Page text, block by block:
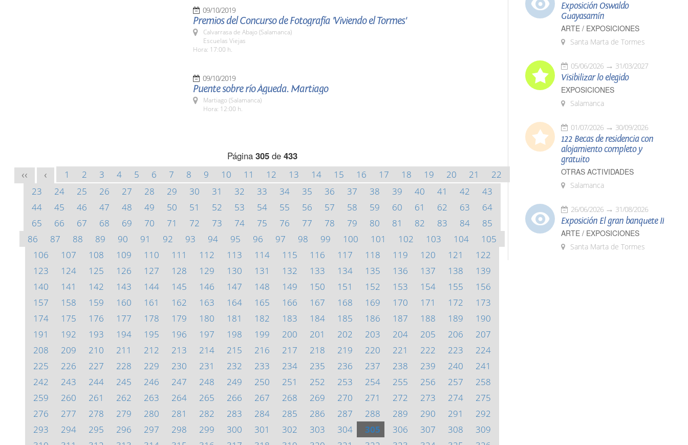
09/10/2019
Premios del Concurso de Fotografía 'Viviendo el Tormes'
Calvarrasa de Abajo (Salamanca)
Escuelas Viejas
Hora: 17:00 h.
09/10/2019
Puente sobre río Águeda. Martiago
Martiago (Salamanca)
Hora: 12:00 h.
Página 305de 433
<< < 1 2 3 4 5 6 7 8 9 10 11 12 13 14 15 16 17 18 19 20 21
22
23
24 25 26 27 28 29 30 31 32 33 34 35 36 37 38 39 40 41 42
43
44
45 46 47 48 49 50 51 52 53 54 55 56 57 58 59 60 61 62 63
64
65
66 67 68 69 70 71 72 73 74 75 76 77 78 79 80 81 82 83 84
85
86
87 88 89 90 91 92 93 94 95 96 97 98 99 100 101 102 103 104
105
106
107 108 109 110 111 112 113 114 115 116 117 118 119 120 121
122
123
124 125 126 127 128 129 130 131 132 133 134 135 136 137 138
139
140
141 142 143 144 145 146 147 148 149 150 151 152 153 154 155
156
157
158 159 160 161 162 163 164 165 166 167 168 169 170 171 172
173
174
175 176 177 178 179 180 181 182 183 184 185 186 187 188 189
190
191
192 193 194 195 196 197 198 199 200 201 202 203 204 205 206
207
208
209 210 211 212 213 214 215 216 217 218 219 220 221 222 223
224
225
226 227 228 229 230 231 232 233 234 235 236 237 238 239 240
241
242
243 244 245 246 247 248 249 250 251 252 253 254 255 256 257
258
259
260 261 262 263 264 265 266 267 268 269 270 271 272 273 274
275
276
277 278 279 280 281 282 283 284 285 286 287 288 289 290 291
292
293
294 295 296 297 298 299 300 301 302 303 304 305 306 307 308
309
Exposición Oswaldo
Guayasamín
ARTE / EXPOSICIONES
Santa Marta de Tormes
05/06/2026 31/03/2027
Visibilizar lo elegido
EXPOSICIONES
Salamanca
01/07/2026 30/09/2026
122 Becas de residencia con
alojamiento completo y
gratuito
OTRAS ACTIVIDADES
Salamanca
26/06/2026 31/08/2026
Exposición El gran banquete II
ARTE / EXPOSICIONES
Santa Marta de Tormes